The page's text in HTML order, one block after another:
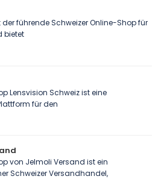
führende Schweizer Online-Shop für
bietet
Lensvision Schweiz ist eine
für den
von Jelmoli Versand ist ein
Schweizer Versandhandel,